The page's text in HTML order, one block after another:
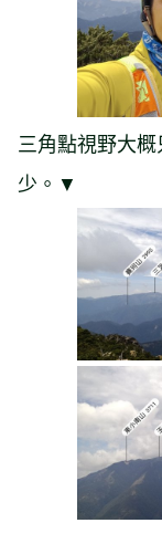
三角點視野大
少。▼